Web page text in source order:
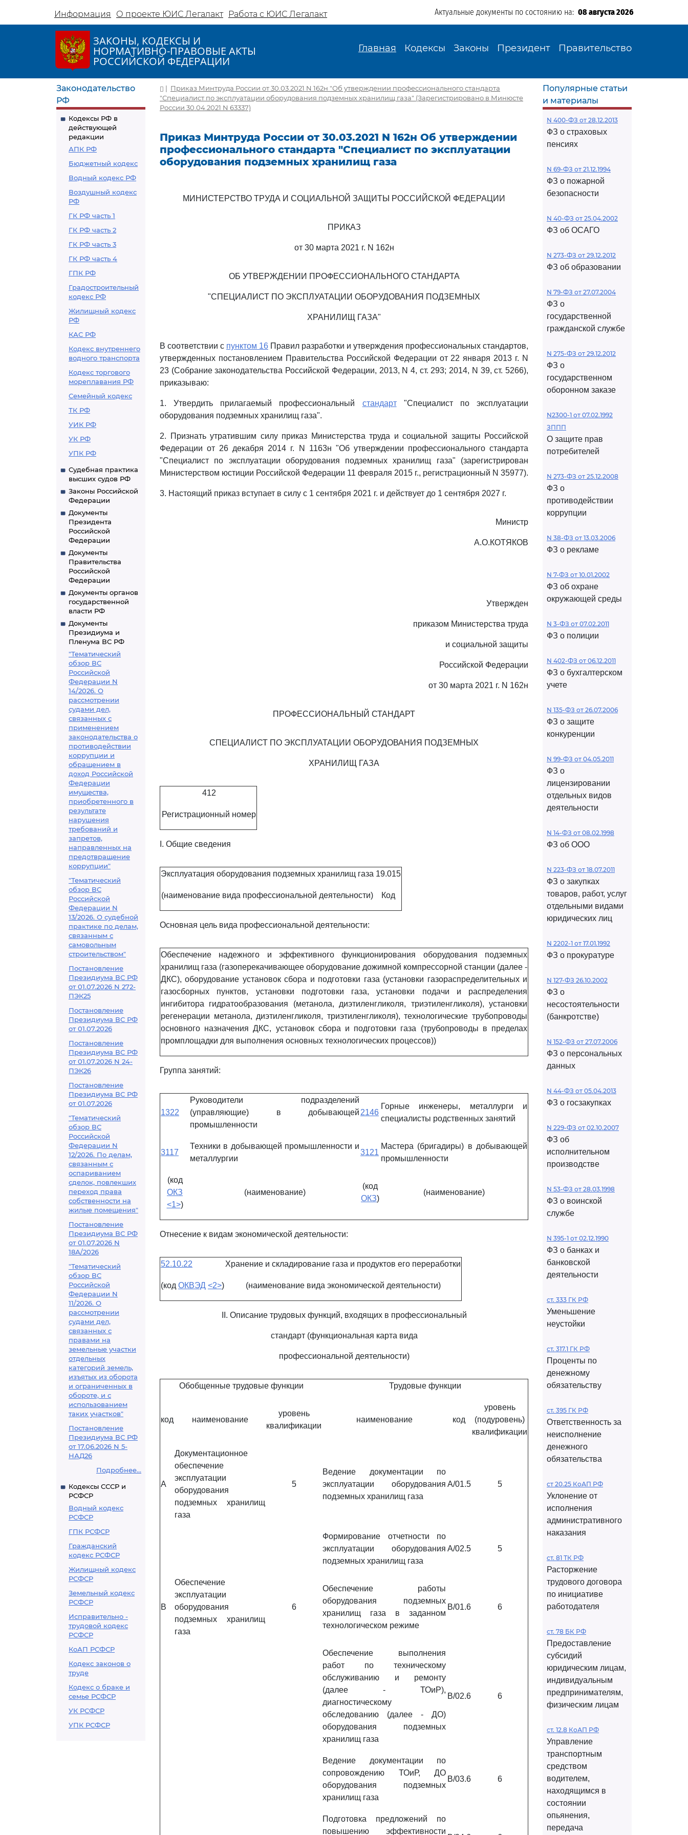
Информация О проекте ЮИС Легалакт Работа с ЮИС Легалакт Актуальные документы по состоянию на: 08 августа 2026
ЗАКОНЫ, КОДЕКСЫ И
НОРМАТИВНО-ПРАВОВЫЕ АКТЫ
РОССИЙСКОЙ ФЕДЕРАЦИИ
Главная Кодексы Законы Президент Правительство
Законодательство
РФ
Кодексы РФ в
действующей
редакции
АПК РФ
Бюджетный кодекс
Водный кодекс РФ
Воздушный кодекс
РФ
ГК РФ часть 1
ГК РФ часть 2
ГК РФ часть 3
ГК РФ часть 4
ГПК РФ
Градостроительный
кодекс РФ
Жилищный кодекс
РФ
КАС РФ
Кодекс внутреннего
водного транспорта
Кодекс торгового
мореплавания РФ
Семейный кодекс
ТК РФ
УИК РФ
УК РФ
УПК РФ
Судебная практика
высших судов РФ
Законы Российской
Федерации
Документы
Президента
Российской
Федерации
Документы
Правительства
Российской
Федерации
Документы органов
государственной
власти РФ
Документы
Президиума и
Пленума ВС РФ
"Тематический
обзор ВС
Российской
Федерации N
14/2026. О
рассмотрении
судами дел,
связанных с
применением
законодательства о
противодействии
коррупции и
обращением в
доход Российской
Федерации
имущества,
приобретенного в
результате
нарушения
требований и
запретов,
направленных на
предотвращение
коррупции"
"Тематический
обзор ВС
Российской
Федерации N
13/2026. О судебной
практике по делам,
связанным с
самовольным
строительством"
Постановление
Президиума ВС РФ
от 01.07.2026 N 272-
ПЭК25
Постановление
Президиума ВС РФ
от 01.07.2026
Постановление
Президиума ВС РФ
от 01.07.2026 N 24-
ПЭК26
Постановление
Президиума ВС РФ
от 01.07.2026
"Тематический
обзор ВС
Российской
Федерации N
12/2026. По делам,
связанным с
оспариванием
сделок, повлекших
переход права
собственности на
жилые помещения"
Постановление
Президиума ВС РФ
от 01.07.2026 N
18А/2026
"Тематический
обзор ВС
Российской
Федерации N
11/2026. О
рассмотрении
судами дел,
связанных с
правами на
земельные участки
отдельных
категорий земель,
изъятых из оборота
и ограниченных в
обороте, и с
использованием
таких участков"
Постановление
Президиума ВС РФ
от 17.06.2026 N 5-
НАД26
Подробнее...
Кодексы СССР и
РСФСР
Водный кодекс
РСФСР
ГПК РСФСР
Гражданский
кодекс РСФСР
Жилищный кодекс
РСФСР
Земельный кодекс
РСФСР
Исправительно -
трудовой кодекс
РСФСР
КоАП РСФСР
Кодекс законов о
труде
Кодекс о браке и
семье РСФСР
УК РСФСР
УПК РСФСР
| Приказ Минтруда России от 30.03.2021 N 162н "Об утверждении профессионального стандарта
"Специалист по эксплуатации оборудования подземных хранилищ газа" (Зарегистрировано в Минюсте
России 30.04.2021 N 63337)
Приказ Минтруда России от 30.03.2021 N 162н Об утверждении
профессионального стандарта "Специалист по эксплуатации
оборудования подземных хранилищ газа
МИНИСТЕРСТВО ТРУДА И СОЦИАЛЬНОЙ ЗАЩИТЫ РОССИЙСКОЙ ФЕДЕРАЦИИ
ПРИКАЗ
от 30 марта 2021 г. N 162н
ОБ УТВЕРЖДЕНИИ ПРОФЕССИОНАЛЬНОГО СТАНДАРТА
"СПЕЦИАЛИСТ ПО ЭКСПЛУАТАЦИИ ОБОРУДОВАНИЯ ПОДЗЕМНЫХ
ХРАНИЛИЩ ГАЗА"
В соответствии с пунктом 16 Правил разработки и утверждения профессиональных стандартов,
утвержденных постановлением Правительства Российской Федерации от 22 января 2013 г. N
23 (Собрание законодательства Российской Федерации, 2013, N 4, ст. 293; 2014, N 39, ст. 5266),
приказываю:
1. Утвердить прилагаемый профессиональный стандарт"Специалист по эксплуатации
оборудования подземных хранилищ газа".
2. Признать утратившим силу приказ Министерства труда и социальной защиты Российской
Федерации от 26 декабря 2014 г. N 1163н "Об утверждении профессионального стандарта
"Специалист по эксплуатации оборудования подземных хранилищ газа" (зарегистрирован
Министерством юстиции Российской Федерации 11 февраля 2015 г., регистрационный N 35977).
3. Настоящий приказ вступает в силу с 1 сентября 2021 г. и действует до 1 сентября 2027 г.
Министр
А.О.КОТЯКОВ
Утвержден
приказом Министерства труда
и социальной защиты
Российской Федерации
от 30 марта 2021 г. N 162н
ПРОФЕССИОНАЛЬНЫЙ СТАНДАРТ
СПЕЦИАЛИСТ ПО ЭКСПЛУАТАЦИИ ОБОРУДОВАНИЯ ПОДЗЕМНЫХ
ХРАНИЛИЩ ГАЗА
412
Регистрационный номер
I. Общие сведения
Эксплуатация оборудования подземных хранилищ газа 19.015
(наименование вида профессиональной деятельности) Код
Основная цель вида профессиональной деятельности:
Обеспечение надежного и эффективного функционирования оборудования подземных
хранилищ газа (газоперекачивающее оборудование дожимной компрессорной станции (далее -
ДКС), оборудование установок сбора и подготовки газа (установки газораспределительных и
газосборных пунктов, установки подготовки газа, установки подачи и распределения
ингибитора гидратообразования (метанола, диэтиленгликоля, триэтиленгликоля), установки
регенерации метанола, диэтиленгликоля, триэтиленгликоля), технологические трубопроводы
основного назначения ДКС, установок сбора и подготовки газа (трубопроводы в пределах
промплощадки для выполнения основных технологических процессов))
Группа занятий:
1322
Руководители подразделений
(управляющие) в добывающей
промышленности
2146
Горные инженеры, металлурги и
специалисты родственных занятий
3117
Техники в добывающей промышленности и
металлургии
3121
Мастера (бригадиры) в добывающей
промышленности
(код
ОКЗ
<1>)
(наименование)
(код
ОКЗ)
(наименование)
Отнесение к видам экономической деятельности:
52.10.22 Хранение и складирование газа и продуктов его переработки
(код ОКВЭД <2>) (наименование вида экономической деятельности)
II. Описание трудовых функций, входящих в профессиональный
стандарт (функциональная карта вида
профессиональной деятельности)
Обобщенные трудовые функции Трудовые функции
код наименование
уровень
квалификации
наименование код
уровень
(подуровень)
квалификации
A
Документационное
обеспечение
эксплуатации
оборудования
подземных хранилищ
газа
5
Ведение документации по
эксплуатации оборудования
подземных хранилищ газа
A/01.5 5
Формирование отчетности по
эксплуатации оборудования
подземных хранилищ газа
A/02.5 5
B
Обеспечение
эксплуатации
оборудования
подземных хранилищ
газа
6
Обеспечение работы
оборудования подземных
хранилищ газа в заданном
технологическом режиме
B/01.6 6
Обеспечение выполнения
работ по техническому
обслуживанию и ремонту
(далее - ТОиР),
диагностическому
обследованию (далее - ДО)
оборудования подземных
хранилищ газа
B/02.6 6
Ведение документации по
сопровождению ТОиР, ДО
оборудования подземных
хранилищ газа
B/03.6 6
Подготовка предложений по
повышению эффективности
Популярные статьи
и материалы
N 400-ФЗ от 28.12.2013
ФЗ о страховых
пенсиях
N 69-ФЗ от 21.12.1994
ФЗ о пожарной
безопасности
N 40-ФЗ от 25.04.2002
ФЗ об ОСАГО
N 273-ФЗ от 29.12.2012
ФЗ об образовании
N 79-ФЗ от 27.07.2004
ФЗ о
государственной
гражданской службе
N 275-ФЗ от 29.12.2012
ФЗ о
государственном
оборонном заказе
N2300-1 от 07.02.1992
ЗППП
О защите прав
потребителей
N 273-ФЗ от 25.12.2008
ФЗ о
противодействии
коррупции
N 38-ФЗ от 13.03.2006
ФЗ о рекламе
N 7-ФЗ от 10.01.2002
ФЗ об охране
окружающей среды
N 3-ФЗ от 07.02.2011
ФЗ о полиции
N 402-ФЗ от 06.12.2011
ФЗ о бухгалтерском
учете
N 135-ФЗ от 26.07.2006
ФЗ о защите
конкуренции
N 99-ФЗ от 04.05.2011
ФЗ о
лицензировании
отдельных видов
деятельности
N 14-ФЗ от 08.02.1998
ФЗ об ООО
N 223-ФЗ от 18.07.2011
ФЗ о закупках
товаров, работ, услуг
отдельными видами
юридических лиц
N 2202-1 от 17.01.1992
ФЗ о прокуратуре
N 127-ФЗ 26.10.2002
ФЗ о
несостоятельности
(банкротстве)
N 152-ФЗ от 27.07.2006
ФЗ о персональных
данных
N 44-ФЗ от 05.04.2013
ФЗ о госзакупках
N 229-ФЗ от 02.10.2007
ФЗ об
исполнительном
производстве
N 53-ФЗ от 28.03.1998
ФЗ о воинской
службе
N 395-1 от 02.12.1990
ФЗ о банках и
банковской
деятельности
ст. 333 ГК РФ
Уменьшение
неустойки
ст. 317.1 ГК РФ
Проценты по
денежному
обязательству
ст. 395 ГК РФ
Ответственность за
неисполнение
денежного
обязательства
ст 20.25 КоАП РФ
Уклонение от
исполнения
административного
наказания
ст. 81 ТК РФ
Расторжение
трудового договора
по инициативе
работодателя
ст. 78 БК РФ
Предоставление
субсидий
юридическим лицам,
индивидуальным
предпринимателям,
физическим лицам
ст. 12.8 КоАП РФ
Управление
транспортным
средством
водителем,
находящимся в
состоянии
опьянения,
передача